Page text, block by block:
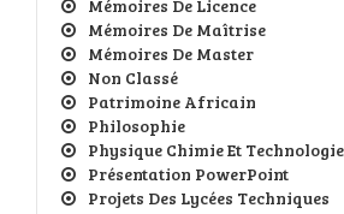
Mémoires De Licence
Mémoires De Maîtrise
Mémoires De Master
Non Classé
Patrimoine Africain
Philosophie
Physique Chimie Et Technologie
Présentation PowerPoint
Projets Des Lycées Techniques